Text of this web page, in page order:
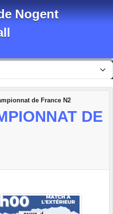
Nogent
de France N2
DE